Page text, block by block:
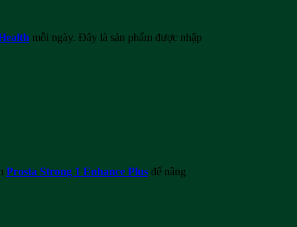
mỗi ngày. Đây là sản phẩm được nhập
Prosta Strong 1 Enhance Plus để nâng